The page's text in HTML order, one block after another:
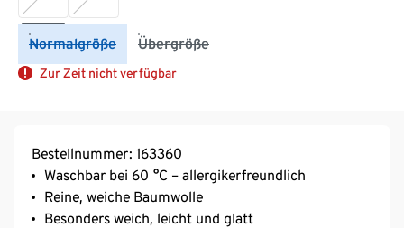
Normalgröße Übergröße
Zur Zeit nicht verfügbar
Bestellnummer: 163360
Waschbar bei 60 °C – allergikerfreundlich
Reine, weiche Baumwolle
Besonders weich, leicht und glatt